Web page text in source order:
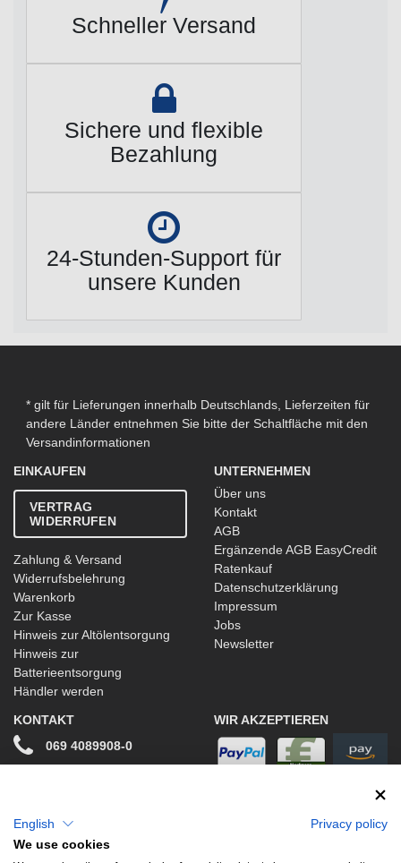
Schneller Versand
Sichere und flexible
Bezahlung
24-Stunden-Support für
unsere Kunden
* gilt für Lieferungen innerhalb Deutschlands, Lieferzeiten für
andere Länder entnehmen Sie bitte der Schaltfläche mit den
Versandinformationen
EINKAUFEN
VERTRAG
WIDERRUFEN
Zahlung & Versand
Widerrufsbelehrung
Warenkorb
Zur Kasse
Hinweis zur Altölentsorgung
Hinweis zur
Batterieentsorgung
Händler werden
UNTERNEHMEN
Über uns
Kontakt
AGB
Ergänzende AGB EasyCredit
Ratenkauf
Datenschutzerklärung
Impressum
Jobs
Newsletter
KONTAKT
069 4089908-0
Facebook
WIR AKZEPTIEREN
English
Privacy policy
We use cookies